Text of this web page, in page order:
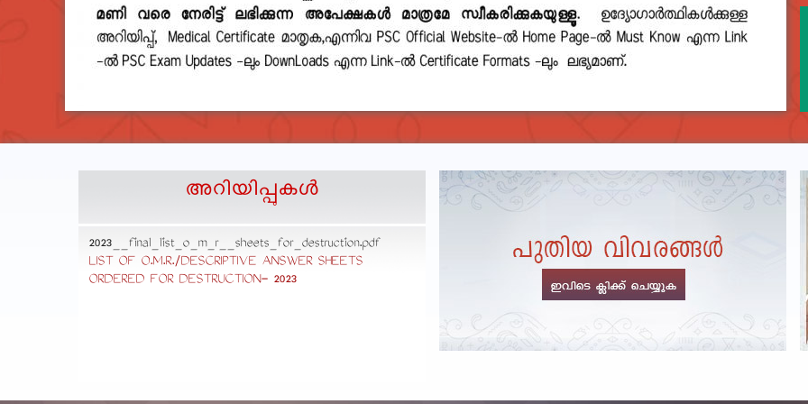
അറിയിപ്പുകള്‍
2023__final_list_o_m_r__sheets_for_destruction.pdf
LIST OF O.M.R./DESCRIPTIVE ANSWER SHEETS
ORDERED FOR DESTRUCTION- 2023
DEPARTMENTAL TEST - JANUARY 2026 -Date of